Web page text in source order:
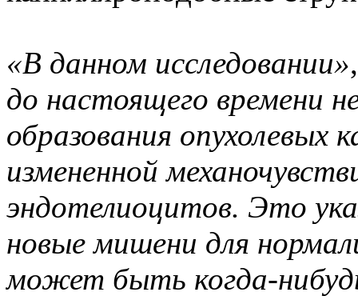
«В данном исследовании»
до настоящего времени
образования опухолевых
измененной
эндотелиоцитов. Это
новые мишени для
может быть когда-